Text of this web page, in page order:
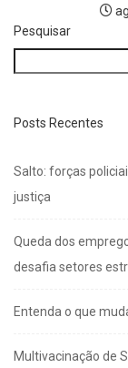
agosto 4, 2026
Pesquisar
Posts Recentes
Salto: forças
justiça
Queda dos
desafia setores
Entenda o que
Multivacinação de